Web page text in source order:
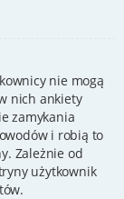
nie mogą
nich ankiety
zamykania
i robią to
Zależnie od
użytkownik